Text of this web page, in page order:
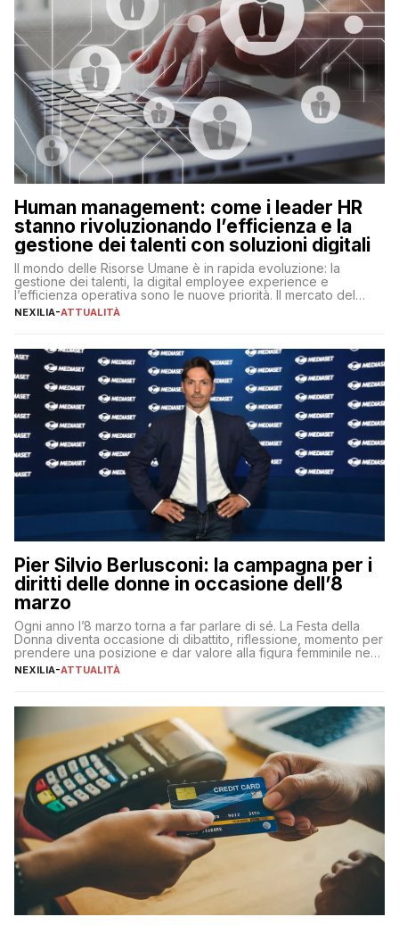
Human management: come i leader HR
stanno rivoluzionando l’efficienza e la
gestione dei talenti con soluzioni digitali
Il mondo delle Risorse Umane è in rapida evoluzione: la
gestione dei talenti, la digital employee experience e
l’efficienza operativa sono le nuove priorità. Il mercato del
lavoro, d’altra parte, è sempre più competitivo con una lotta
NEXILIA-ATTUALITÀ
Pier Silvio Berlusconi: la campagna per i
diritti delle donne in occasione dell’8
marzo
Ogni anno l’8 marzo torna a far parlare di sé. La Festa della
Donna diventa occasione di dibattito, riflessione, momento per
prendere una posizione e dar valore alla figura femminile nella
sua complessità e crucialità. A lanciare un messaggio “forte e
NEXILIA-ATTUALITÀ